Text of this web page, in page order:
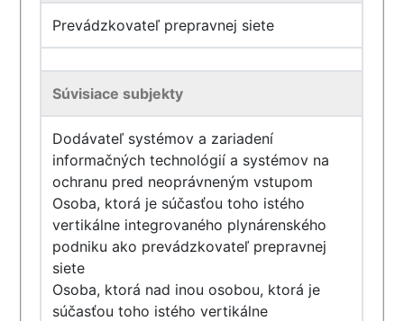
Prevádzkovateľ prepravnej siete
Súvisiace subjekty
Dodávateľ systémov a zariadení
informačných technológií a systémov na
ochranu pred neoprávneným vstupom
Osoba, ktorá je súčasťou toho istého
vertikálne integrovaného plynárenského
podniku ako prevádzkovateľ prepravnej
siete
Osoba, ktorá nad inou osobou, ktorá je
súčasťou toho istého vertikálne